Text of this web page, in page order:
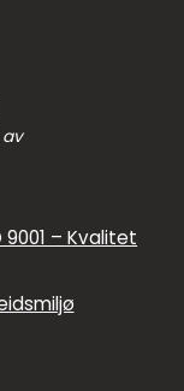
9001 – Kvalitet